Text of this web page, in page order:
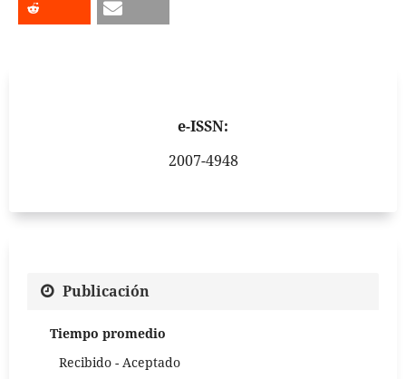
e-ISSN:
2007-4948
Publicación
Tiempo promedio
Recibido - Aceptado